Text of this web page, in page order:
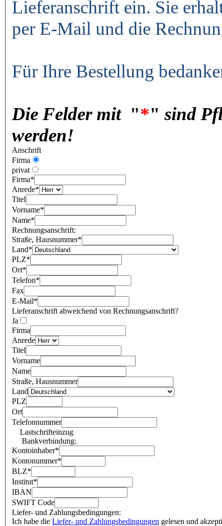
Lieferanschrift ein. Sie
per E-Mail und die
Für Ihre Bestellung
Die Felder mit"*"sind
werden!
Anschrift
Firma
privat
Firma*
Anrede*
Titel
Vorname*
Name*
Rechnungsanschrift:
Straße, Hausnummer*
Land*
PLZ*
Ort*
Telefon*
Fax
E-Mail*
Lieferanschrift abweichend von Rechnungsanschrift?
Ja
Firma
Anrede
Titel
Vorname
Name
Straße, Hausnummer
Land
PLZ
Ort
Telefonnummer
Lastschrifteinzug
Bankverbindung:
Kontoinhaber*
Kontonummer*
BLZ*
Institut*
IBAN
SWIFT Code
Liefer- und Zahlungsbedingungen:
Ich habe die Liefer- und Zahlungsbedingungen gelesen und